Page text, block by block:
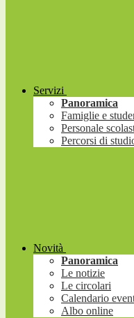
Servizi
Panoramica
Famiglie e
Personale
Percorsi di
Novità
Panoramica
Le notizie
Le circolari
Calendario
Albo online